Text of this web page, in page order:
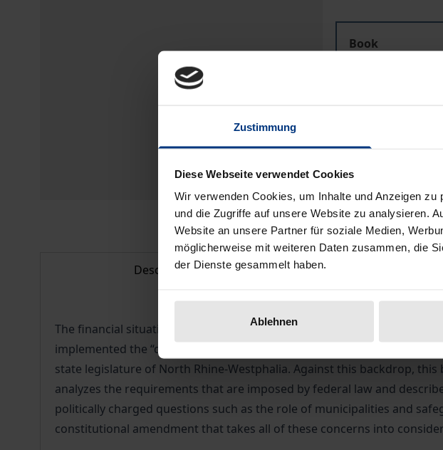
Zustimmung
Diese Webseite verwendet Cookies
Wir verwenden Cookies, um Inhalte und Anzeigen
und die Zugriffe auf unsere Website zu analysieren.
Website an unsere Partner für soziale Medien,
möglicherweise mit weiteren Daten zusammen, die
der Dienste gesammelt haben.
Ablehnen
Book
Prices include VAT.
Delivery cost notice
Description
The financial situation of North Rhine-Westphalia is of utmost
implemented the “debt brake“ that the Basic Law mandates.
state legislature of North Rhine-Westphalia. Against this backdrop,
analyzes the requirements that are imposed by federal law and
politically charged questions such as the role of municipalities and
constitutional amendment that takes all of these concerns into